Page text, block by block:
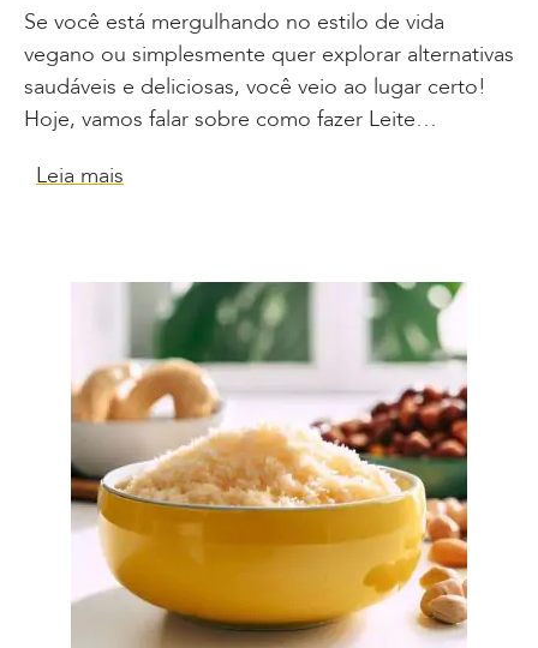
Se você está mergulhando no estilo de vida
vegano ou simplesmente quer explorar alternativas
saudáveis e deliciosas, você veio ao lugar certo!
Hoje, vamos falar sobre como fazer Leite…
Leia mais